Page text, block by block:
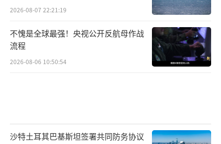
2026-08-07 22:21:19
不愧是全球最强！央视公开反航母作战
流程
2026-08-06 10:50:54
沙特土耳其巴基斯坦签署共同防务协议